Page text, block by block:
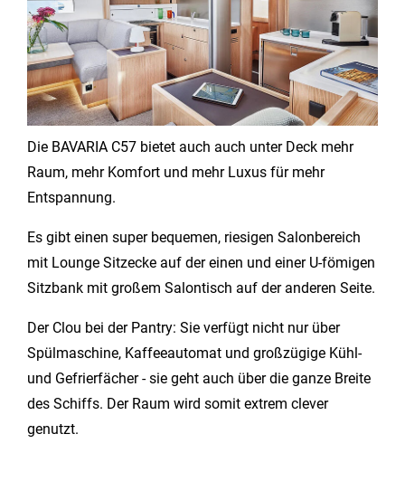
Die BAVARIA C57 bietet auch auch unter Deck mehr
Raum, mehr Komfort und mehr Luxus für mehr
Entspannung.
Es gibt einen super bequemen, riesigen Salonbereich
mit Lounge Sitzecke auf der einen und einer U-fömigen
Sitzbank mit großem Salontisch auf der anderen Seite.
Der Clou bei der Pantry: Sie verfügt nicht nur über
Spülmaschine, Kaffeeautomat und großzügige Kühl-
und Gefrierfächer - sie geht auch über die ganze Breite
des Schiffs. Der Raum wird somit extrem clever
genutzt.